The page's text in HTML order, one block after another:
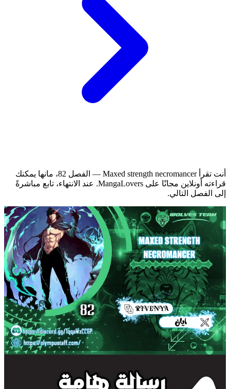
أنت تقرأ Maxed strength necromancer — الفصل 82، مانها يمكنك
قراءته أونلاين مجانًا على MangaLovers.
عند الانتهاء، تابع مباشرةً
إلى الفصل التالي.